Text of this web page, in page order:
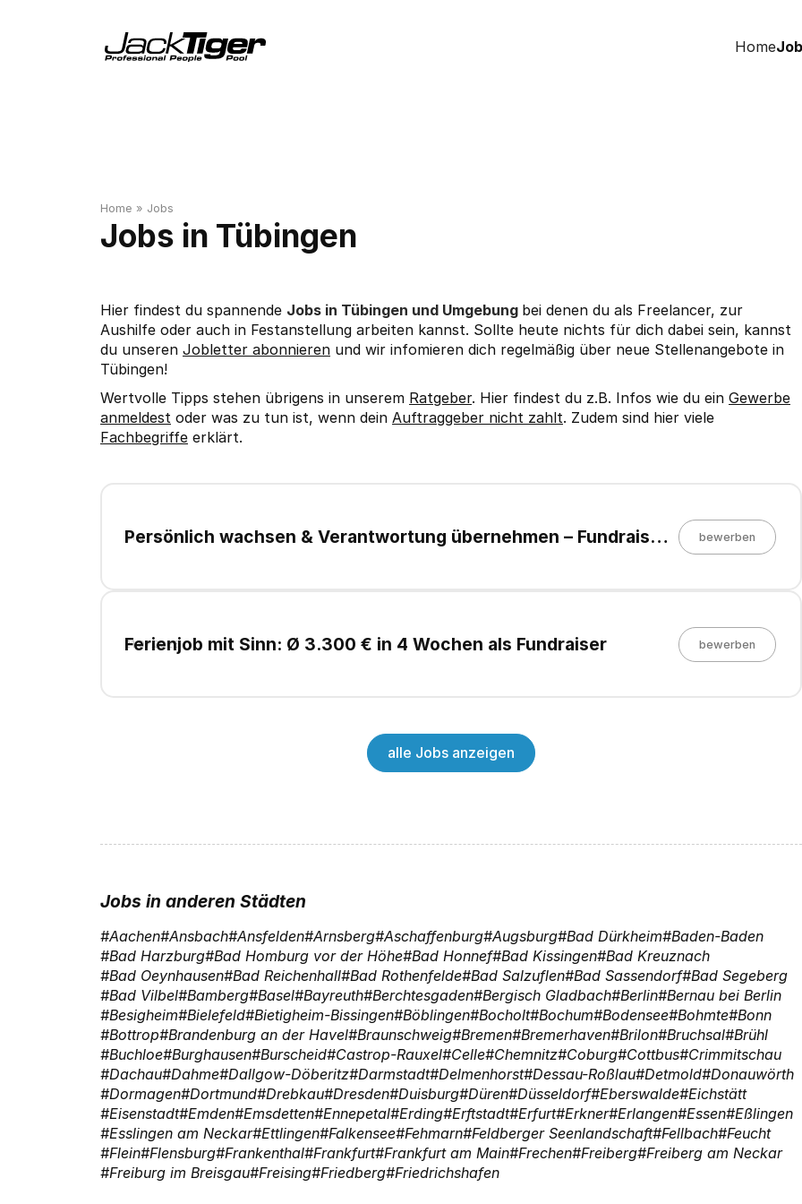
Home
Home » Jobs
Tübingen
Hier findest du spannende Jobs in Tübingen und Umgebung bei denen du als Freelancer, zur
Aushilfe oder auch in Festanstellung arbeiten kannst. Sollte heute nichts für dich dabei sein, kannst
du unseren Jobletter abonnieren und wir infomieren dich regelmäßig über neue Stellenangebote in
Tübingen!
Wertvolle Tipps stehen übrigens in unserem Ratgeber. Hier findest du z.B. Infos wie du ein Gewerbe
anmeldest oder was zu tun ist, wenn dein Auftraggeber nicht zahlt. Zudem sind hier viele
Fachbegriffe erklärt.
Persönlich wachsen & Verantwortung übernehmen – Fundraiser
bewerben
21.07.2026
Ferienjob mit Sinn: Ø 3.300 € in 4 Wochen als Fundraiser bewerben
21.07.2026
alle Jobs anzeigen
Jobs in anderen Städten
Aachen Ansbach Ansfelden Arnsberg Aschaffenburg Augsburg Bad Dürkheim Baden-Baden
Bad Harzburg Bad Homburg vor der Höhe Bad Honnef Bad Kissingen Bad Kreuznach
Bad Oeynhausen Bad Reichenhall Bad Rothenfelde Bad Salzuflen Bad Sassendorf Bad Segeberg
Bad Vilbel Bamberg Basel Bayreuth Berchtesgaden Bergisch Gladbach Berlin Bernau bei Berlin
Besigheim Bielefeld Bietigheim-Bissingen Böblingen Bocholt Bochum Bodensee Bohmte Bonn
Bottrop Brandenburg an der Havel Braunschweig Bremen Bremerhaven Brilon Bruchsal Brühl
Buchloe Burghausen Burscheid Castrop-Rauxel Celle Chemnitz Coburg Cottbus Crimmitschau
Dachau Dahme Dallgow-Döberitz Darmstadt Delmenhorst Dessau-Roßlau Detmold Donauwörth
Dormagen Dortmund Drebkau Dresden Duisburg Düren Düsseldorf Eberswalde Eichstätt
Eisenstadt Emden Emsdetten Ennepetal Erding Erftstadt Erfurt Erkner Erlangen Essen Eßlingen
Esslingen am Neckar Ettlingen Falkensee Fehmarn Feldberger Seenlandschaft Fellbach Feucht
Flein Flensburg Frankenthal Frankfurt Frankfurt am Main Frechen Freiberg Freiberg am Neckar
Freiburg im Breisgau Freising Friedberg Friedrichshafen